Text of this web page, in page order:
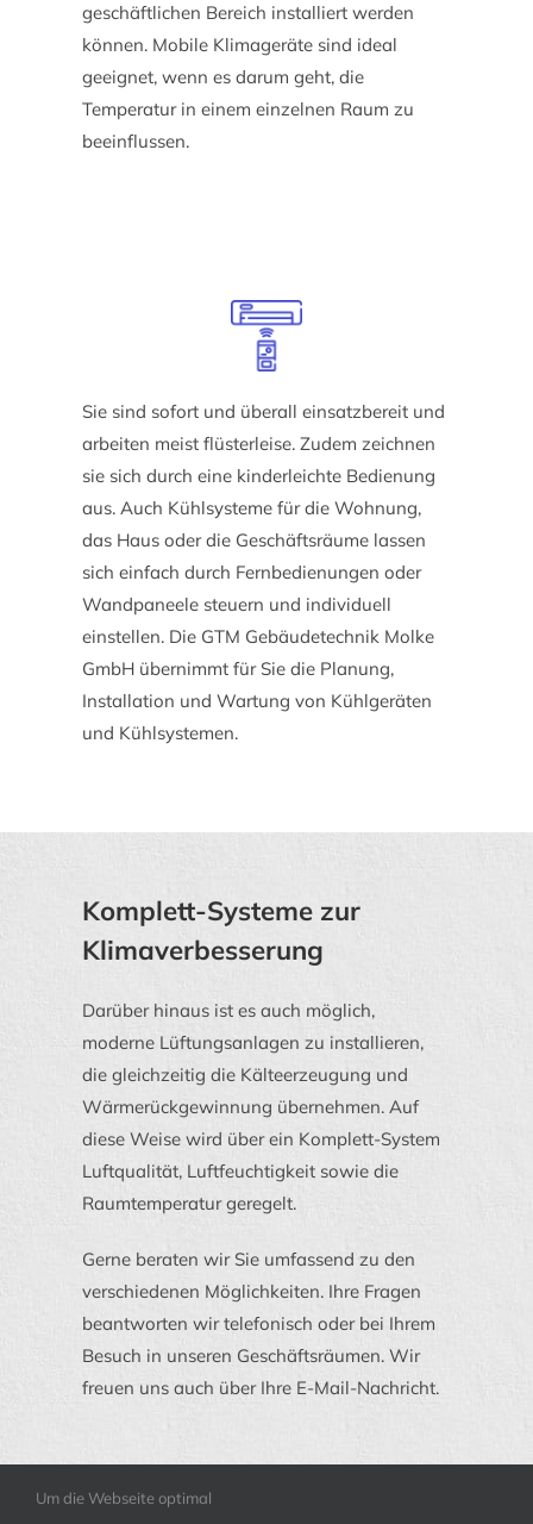
geschäftlichen Bereich installiert werden
können. Mobile Klimageräte sind ideal
geeignet, wenn es darum geht, die
Temperatur in einem einzelnen Raum zu
beeinflussen.
Sie sind sofort und überall einsatzbereit und
arbeiten meist flüsterleise. Zudem zeichnen
sie sich durch eine kinderleichte Bedienung
aus. Auch Kühlsysteme für die Wohnung,
das Haus oder die Geschäftsräume lassen
sich einfach durch Fernbedienungen oder
Wandpaneele steuern und individuell
einstellen. Die GTM Gebäudetechnik Molke
GmbH übernimmt für Sie die Planung,
Installation und Wartung von Kühlgeräten
und Kühlsystemen.
Komplett-Systeme zur
Klimaverbesserung
Darüber hinaus ist es auch möglich,
moderne Lüftungsanlagen zu installieren,
die gleichzeitig die Kälteerzeugung und
Wärmerückgewinnung übernehmen. Auf
diese Weise wird über ein Komplett-System
Luftqualität, Luftfeuchtigkeit sowie die
Raumtemperatur geregelt.
Gerne beraten wir Sie umfassend zu den
verschiedenen Möglichkeiten. Ihre Fragen
beantworten wir telefonisch oder bei Ihrem
Besuch in unseren Geschäftsräumen. Wir
freuen uns auch über Ihre E-Mail-Nachricht.
Um die Webseite optimal